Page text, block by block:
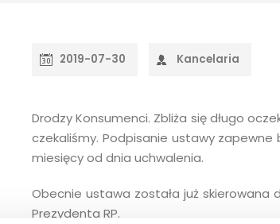
2019-07-30 Kancelaria
Drodzy Konsumenci. Zbliża się długo
czekaliśmy. Podpisanie ustawy zapewne
miesięcy od dnia uchwalenia.
Obecnie ustawa została już
Prezydenta RP.